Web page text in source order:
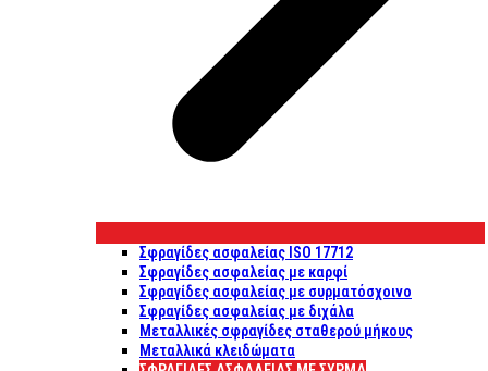
Σφραγίδες ασφαλείας ISO 17712
Σφραγίδες ασφαλείας με καρφί
Σφραγίδες ασφαλείας με συρματόσχοινο
Σφραγίδες ασφαλείας με διχάλα
Μεταλλικές σφραγίδες σταθερού μήκους
Μεταλλικά κλειδώματα